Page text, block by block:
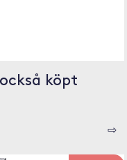
köpt
⇨